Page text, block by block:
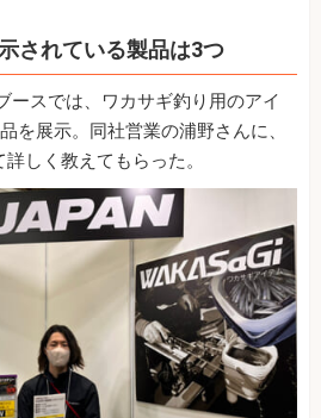
されている製品は3つ
ースでは、ワカサギ釣り用のアイ
を展示。同社営業の浦野さんに、
しく教えてもらった。